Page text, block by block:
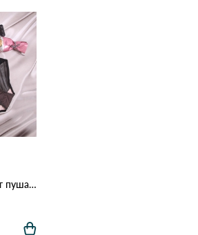
668 Женский комплект пушап Черно Бежевый